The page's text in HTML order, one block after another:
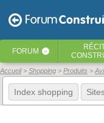
FORUM ‹
Accueil Shopping Produits
Index shopping